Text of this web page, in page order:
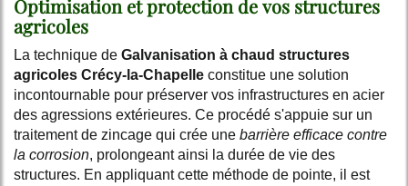
Optimisation et protection de vos structures
agricoles
La technique de Galvanisation à chaud structures
agricoles Crécy-la-Chapelle constitue une solution
incontournable pour préserver vos infrastructures en acier
des agressions extérieures. Ce procédé s'appuie sur un
traitement de zincage qui crée une barrière efficace contre
la corrosion, prolongeant ainsi la durée de vie des
structures. En appliquant cette méthode de pointe, il est